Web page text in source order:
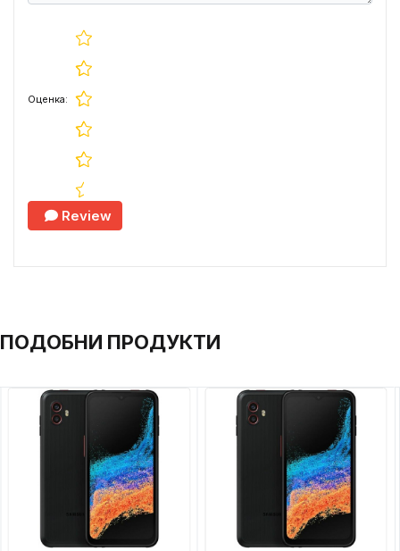
Оценка:
Review
ПОДОБНИ ПРОДУКТИ